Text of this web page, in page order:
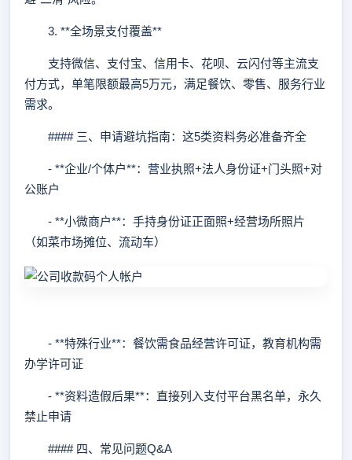
3. **全场景支付覆盖**
支持微信、支付宝、信用卡、花呗、云闪付等主流支
付方式，单笔限额最高5万元，满足餐饮、零售、服务行业
需求。
#### 三、申请避坑指南：这5类资料务必准备齐全
- **企业/个体户**：营业执照+法人身份证+门头照+对
公账户
- **小微商户**：手持身份证正面照+经营场所照片
（如菜市场摊位、流动车）
- **特殊行业**：餐饮需食品经营许可证，教育机构需
办学许可证
- **资料造假后果**：直接列入支付平台黑名单，永久
禁止申请
#### 四、常见问题Q&A